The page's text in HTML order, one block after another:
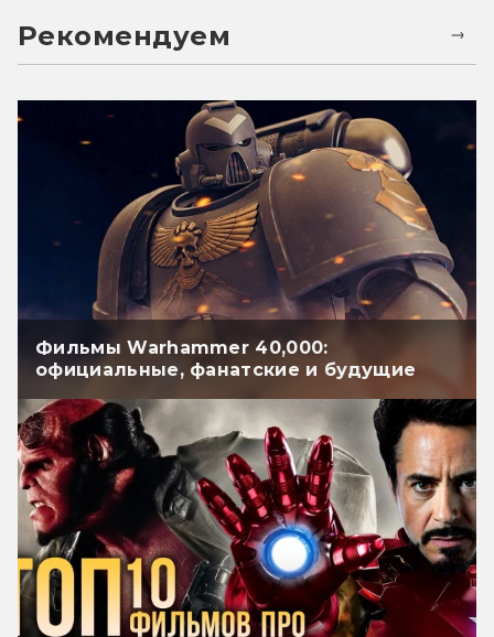
Рекомендуем
Фильмы Warhammer 40,000:
официальные, фанатские и будущие